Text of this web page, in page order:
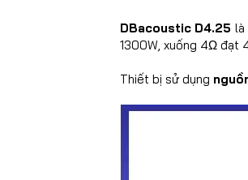
DBacoustic D4.25 là
1300W, xuống 4Ω đạt
Thiết bị sử dụng